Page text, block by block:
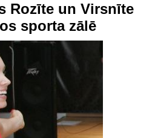
Rozīte un Virsnīte
sporta zālē